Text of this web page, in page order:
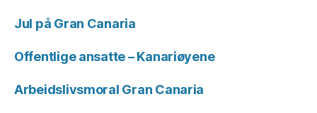
Jul på Gran Canaria
Offentlige ansatte – Kanariøyene
Arbeidslivsmoral Gran Canaria